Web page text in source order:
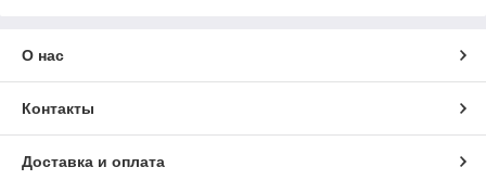
О нас
Контакты
Доставка и оплата